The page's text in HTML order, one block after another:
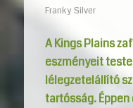
Franky Silver
A Kings Plains
eszményeit
lélegzetelállító
tartósság. Éppen